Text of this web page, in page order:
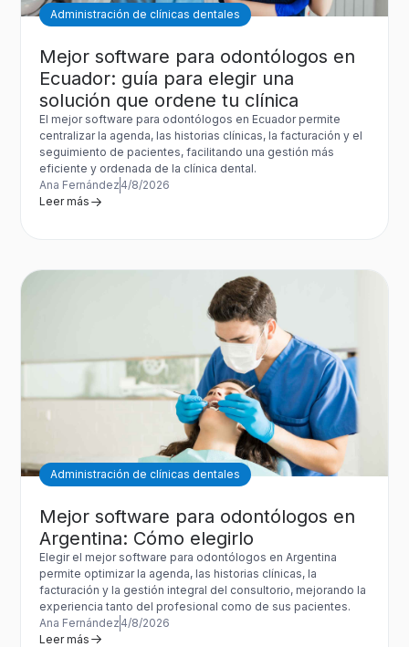
Administración de clínicas dentales
Mejor software para odontólogos en
Ecuador: guía para elegir una
solución que ordene tu clínica
El mejor software para odontólogos en Ecuador permite
centralizar la agenda, las historias clínicas, la facturación y el
seguimiento de pacientes, facilitando una gestión más
eficiente y ordenada de la clínica dental.
Ana Fernández 4/8/2026
Leer más
Administración de clínicas dentales
Mejor software para odontólogos en
Argentina: Cómo elegirlo
Elegir el mejor software para odontólogos en Argentina
permite optimizar la agenda, las historias clínicas, la
facturación y la gestión integral del consultorio, mejorando la
experiencia tanto del profesional como de sus pacientes.
Ana Fernández 4/8/2026
Leer más